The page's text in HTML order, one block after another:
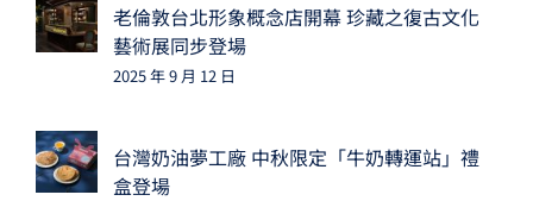
老倫敦台北形象概念店開幕 珍藏之復古文化
藝術展同步登場
2025 年 9 月 12 日
台灣奶油夢工廠 中秋限定「牛奶轉運站」禮
盒登場